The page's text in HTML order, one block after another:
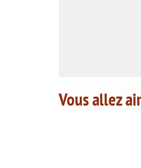
Vous allez